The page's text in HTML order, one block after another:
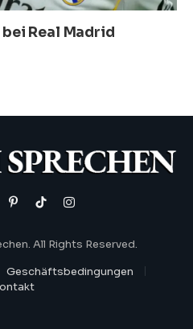
Real Madrid
Pinterest
TikTokInstagram
All Rights Reserved.
Geschäftsbedingungen